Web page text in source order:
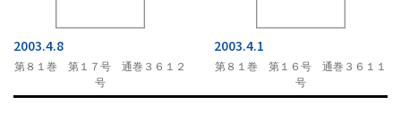
2003.4.8
第８１巻 第１７号 通巻３６１２
号
2003.4.1
第８１巻 第１６号 通巻３６１１
号